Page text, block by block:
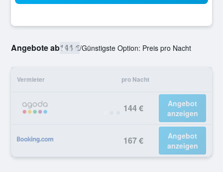
Angebote ab144 €/Günstigste Option: Preis pro Nacht
Vermieter pro Nacht
144 €
Angebot
anzeigen
167 €
Angebot
anzeigen